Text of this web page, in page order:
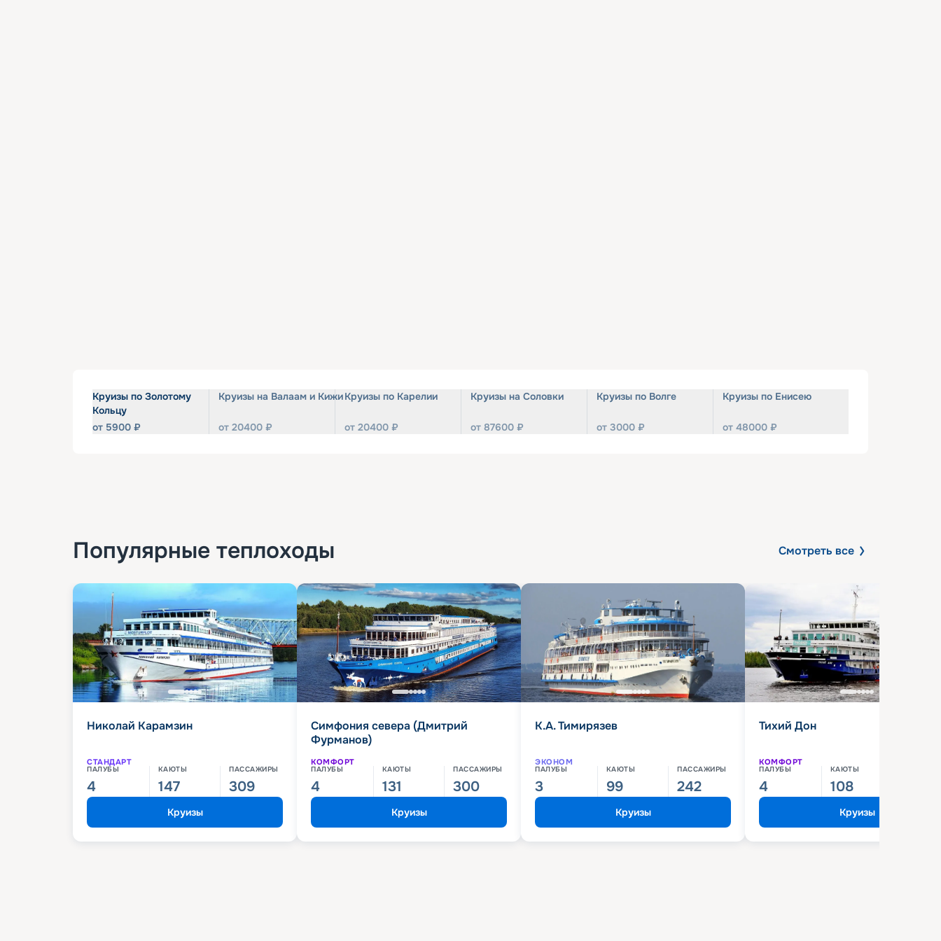
Круизы по Золотому
Кольцу
от 5900 ₽
Круизы на Валаам и Кижи
от 20400 ₽
Круизы по Карелии
от 20400 ₽
Круизы на Соловки
от 87600 ₽
Круизы по Волге
от 3000 ₽
Круизы по Енисею
от 48000 ₽
Популярные теплоходы Смотреть все
Николай Карамзин
СТАНДАРТ
ПАЛУБЫ
4
КАЮТЫ
147
ПАССАЖИРЫ
309
Круизы
Симфония севера (Дмитрий
Фурманов)
КОМФОРТ
ПАЛУБЫ
4
КАЮТЫ
131
ПАССАЖИРЫ
300
Круизы
К.А. Тимирязев
ЭКОНОМ
ПАЛУБЫ
3
КАЮТЫ
99
ПАССАЖИРЫ
242
Круизы
Тихий Дон
КОМФОРТ
ПАЛУБЫ
4
КАЮТЫ
108
Круизы